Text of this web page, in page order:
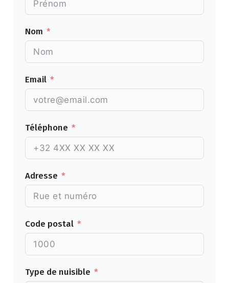
Nom
Email
Téléphone
Adresse
Code postal
Type de nuisible